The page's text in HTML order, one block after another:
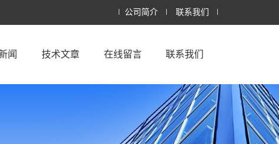
公司简介 联系我们
闻 技术文章 在线留言 联系我们